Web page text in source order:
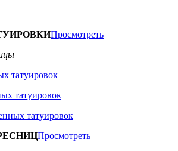
Просмотреть
татуировок
татуировок
татуировок
Просмотреть